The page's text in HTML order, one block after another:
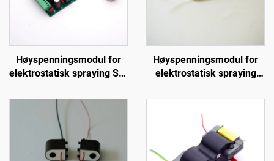
Høyspenningsmodul for
elektrostatisk spraying SX-
Høyspenningsmodul for
elektrostatisk spraying